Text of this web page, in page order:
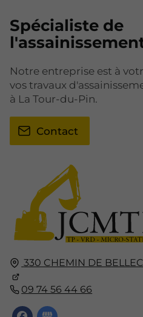
330 CHEMIN DE
09 74 56 44 66
Spécialiste de
Notre entreprise est à
vos travaux
à La Tour-du-Pin.
Contact